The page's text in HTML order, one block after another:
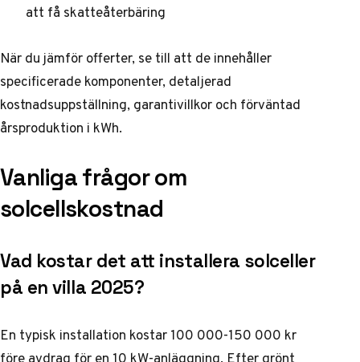
att få skatteåterbäring
När du jämför offerter, se till att de innehåller
specificerade komponenter, detaljerad
kostnadsuppställning, garantivillkor och förväntad
årsproduktion i kWh.
Vanliga frågor om
solcellskostnad
Vad kostar det att installera solceller
på en villa 2025?
En typisk installation kostar 100 000-150 000 kr